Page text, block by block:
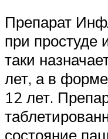
Препарат
при простуде
таки
лет, а в
12 лет.
состояние